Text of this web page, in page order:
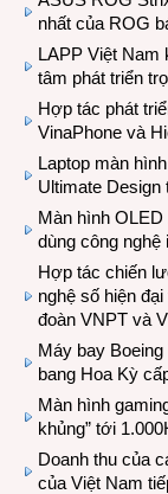
nhất của ROG
LAPP Việt Nam
tâm phát triển
Hợp tác phát
VinaPhone và
Laptop màn
Ultimate
Màn hình
dùng công nghệ
Hợp tác chiến
nghệ số hiện
đoàn VNPT và
Máy bay
bang Hoa Kỳ
Màn hình
khủng” tới
Doanh thu của
của Việt Nam